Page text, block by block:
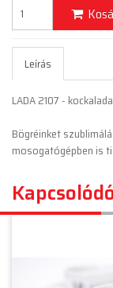
Leírás
LADA 2107 - kockalada
Bögréinket
mosogatógépben is